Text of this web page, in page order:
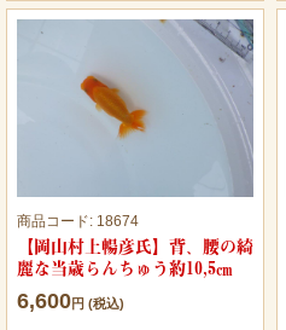
商品コード: 18674
【岡山村上暢彦氏】背、腰の綺
麗な当歳らんちゅう約10,5㎝
6,600円 (税込)